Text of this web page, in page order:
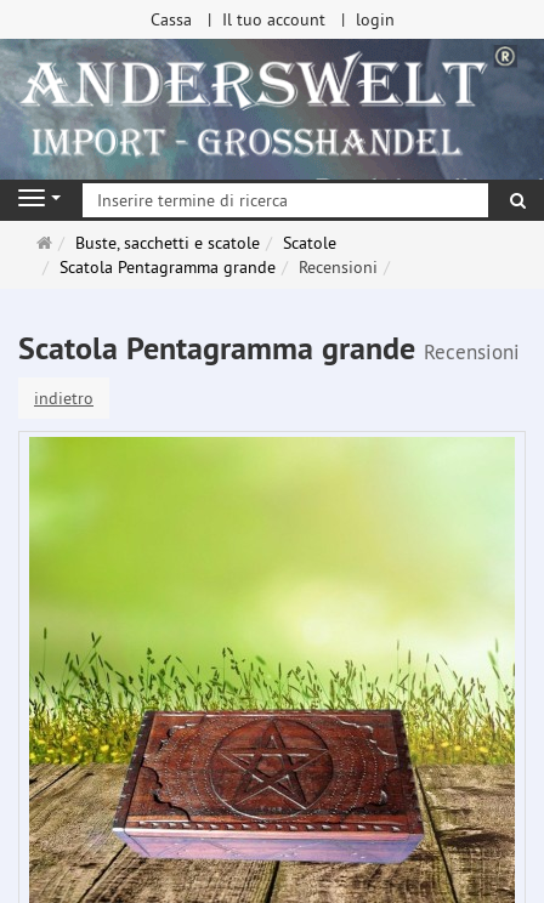
Cassa Il tuo account login
Navigation
Pagina
principale
Buste, sacchetti e scatole
Scatole
Scatola Pentagramma grande
Recensioni
Scatola Pentagramma grande Recensioni
indietro